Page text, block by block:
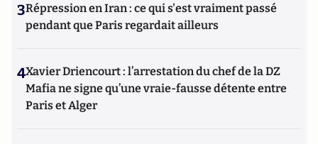
3Répression en Iran : ce qui s'est vraiment passé
pendant que Paris regardait ailleurs
4Xavier Driencourt : l’arrestation du chef de la DZ
Mafia ne signe qu’une vraie-fausse détente entre
Paris et Alger